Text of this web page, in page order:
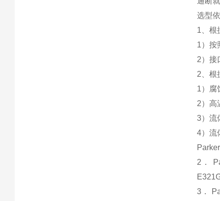
选型
1、根
1）按
2）接
2、根
1）腐
2）高
3）流
4）流
2．
3．